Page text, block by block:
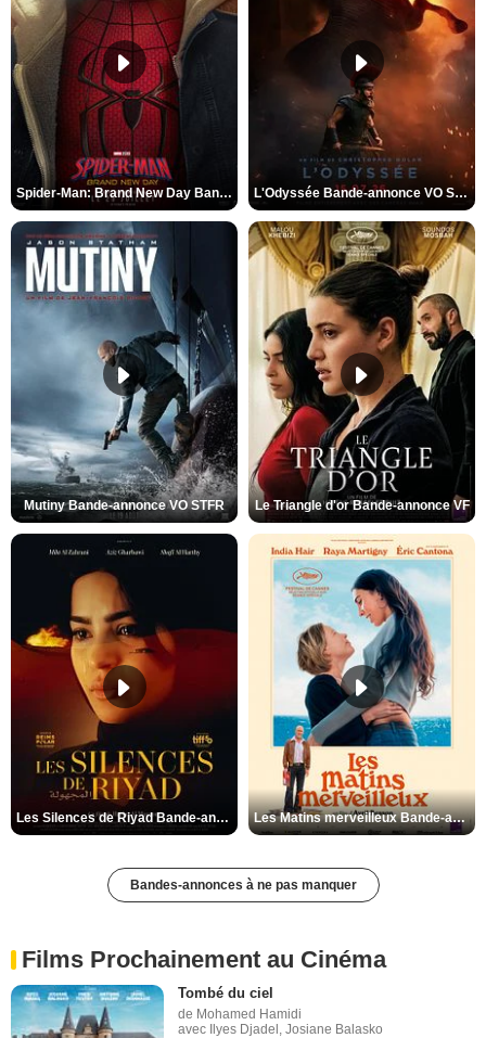
Spider-Man: Brand New Day Bande-annonce VO STFR L'Odyssée Bande-annonce VO STFR
Mutiny Bande-annonce VO STFR Le Triangle d'or Bande-annonce VF
Les Silences de Riyad Bande-annonce VO STFR Les Matins merveilleux Bande-annonce VF
Bandes-annonces à ne pas manquer
Films Prochainement au Cinéma
Tombé du ciel
de Mohamed Hamidi
avec Ilyes Djadel, Josiane Balasko